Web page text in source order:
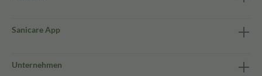
Sanicare App
Unternehmen